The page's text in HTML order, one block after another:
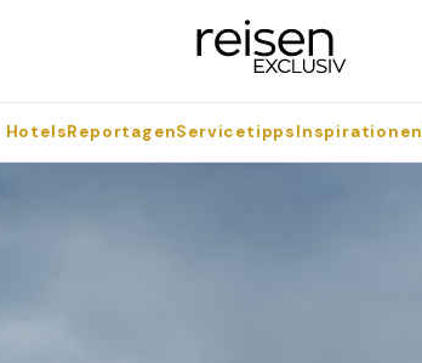
HotelsReportagenServicetippsInspirationen